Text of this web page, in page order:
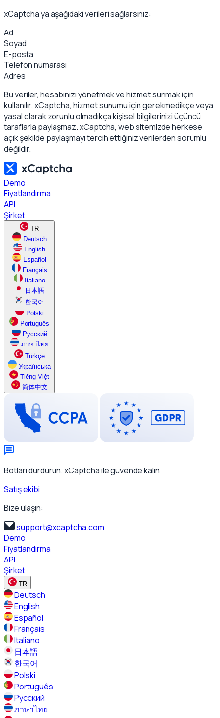
xCaptcha’ya aşağıdaki verileri sağlarsınız:
Ad
Soyad
E-posta
Telefon numarası
Adres
Bu veriler, hesabınızı yönetmek ve hizmet sunmak için
kullanılır. xCaptcha, hizmet sunumu için gerekmedikçe veya
yasal olarak zorunlu olmadıkça kişisel bilgilerinizi üçüncü
taraflarla paylaşmaz. xCaptcha, web sitemizde herkese
açık şekilde paylaşmayı tercih ettiğiniz verilerden sorumlu
değildir.
Demo
Fiyatlandırma
API
Şirket
TR
Deutsch
English
Español
Français
Italiano
日本語
한국어
Polski
Português
Русский
ภาษาไทย
Türkçe
Українська
Tiếng Việt
简体中文
Botları durdurun. xCaptcha ile güvende kalın
Satış ekibi
Bize ulaşın:
support@xcaptcha.com
Demo
Fiyatlandırma
API
Şirket
TR
Deutsch
English
Español
Français
Italiano
日本語
한국어
Polski
Português
Русский
ภาษาไทย